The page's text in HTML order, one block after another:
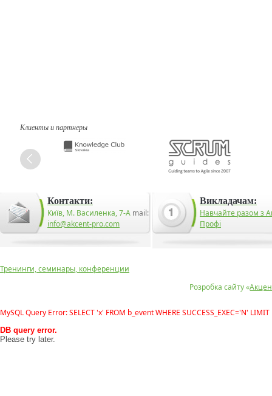
Клиенты и партнеры
Контакти:
Київ, М. Василенка, 7-А mail:
info@akcent-pro.com
Викладачам:
Навчайте разом з
Профі
Розробка сайту «
Тренинги, семинары, конференции
MySQL Query Error: SELECT 'x' FROM b_event WHERE SUCCESS_EXEC='N' LIMIT
DB query error.
Please try later.